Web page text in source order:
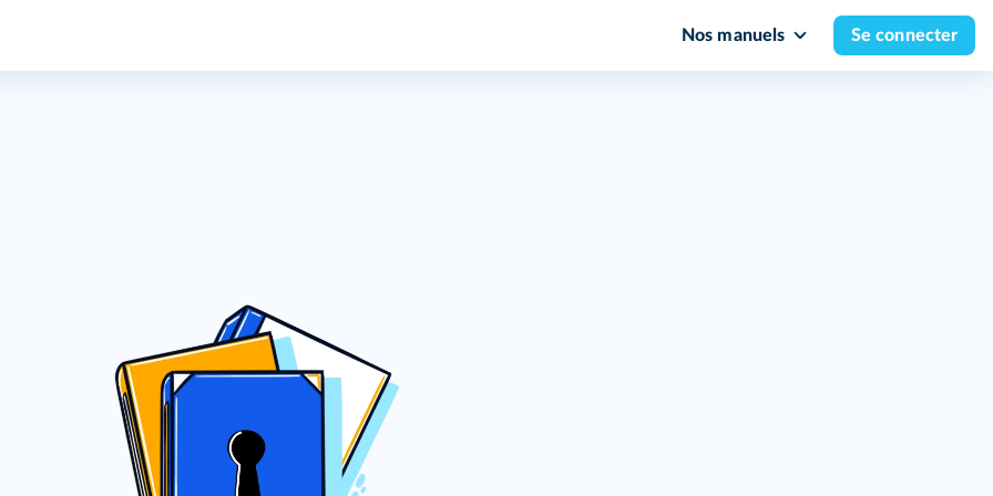
Nos manuels Se connecter